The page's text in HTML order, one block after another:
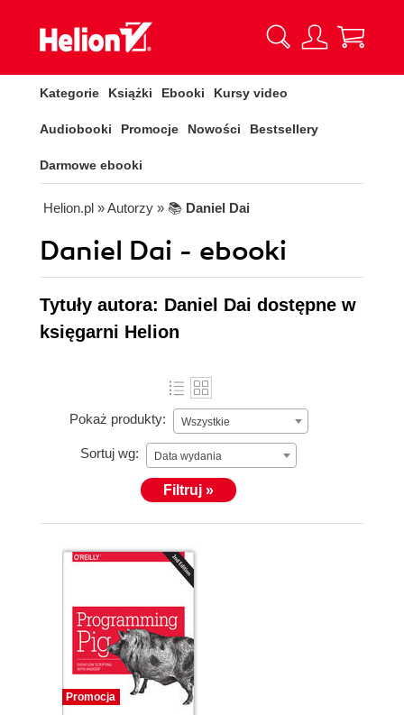
Kategorie Książki Ebooki Kursy video
Audiobooki Promocje Nowości Bestsellery
Darmowe ebooki
Helion.pl » Autorzy » 📚 Daniel Dai
Daniel Dai - ebooki
Tytuły autora: Daniel Dai dostępne w
księgarni Helion
Pokaż produkty: Wszystkie
Sortuj wg: Data wydania
Filtruj »
Promocja